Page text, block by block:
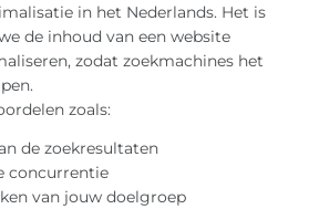
in het Nederlands. Het is
de inhoud van een website
zodat zoekmachines het
zoals:
de zoekresultaten
concurrentie
van jouw doelgroep